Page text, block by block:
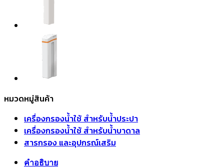
หมวดหมู่สินค้า
เครื่องกรองน้ำใช้ สำหรับน้ำประปา
เครื่องกรองน้ำใช้ สำหรับน้ำบาดาล
สารกรอง และอุปกรณ์เสริม
คำอธิบาย